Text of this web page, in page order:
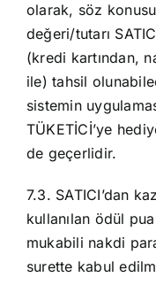
olarak, söz
değeri/tutarı
(kredi kartından,
ile) tahsil
sistemin
TÜKETİCİ’ye
de geçerlidir.
7.3. SATICI’dan
kullanılan ödül
mukabili nakdi
surette kabul